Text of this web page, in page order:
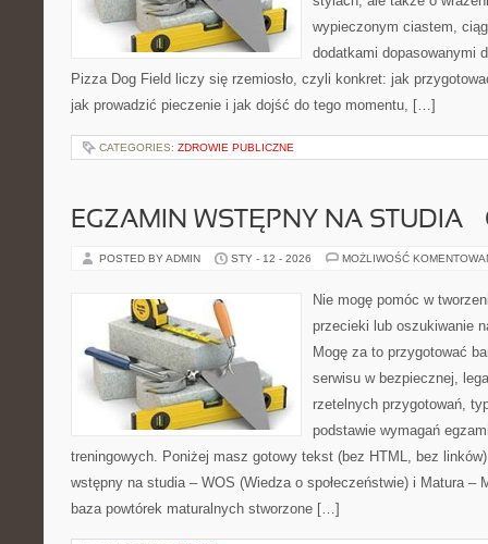
wypieczonym ciastem,
dodatkami dopasowanymi
Pizza Dog Field liczy się rzemiosło, czyli konkret: jak
jak prowadzić pieczenie i jak dojść do tego momentu, […]
CATEGORIES: ZDROWIE PUBLICZNE
EGZAMIN WSTĘPNY NA STUDIA –
POSTED BY ADMIN STY - 12 - 2026 MOŻLIWOŚĆ
Nie mogę pomóc w
przecieki lub oszukiwanie
Mogę za to przygotować
serwisu w bezpiecznej,
rzetelnych przygotowań,
podstawie wymagań
treningowych. Poniżej masz gotowy tekst (bez HTML, bez
wstępny na studia – WOS (Wiedza o społeczeństwie) i Matura –
baza powtórek maturalnych stworzone […]